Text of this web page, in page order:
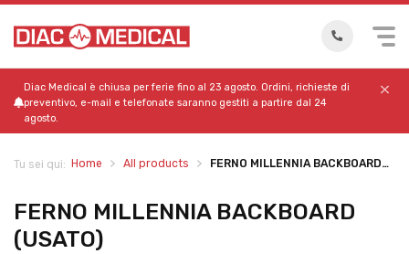
Diac Medical è chiusa per ferie fino al 23 agosto. Ordini, richieste di
preventivo, e-mail e telefonate saranno gestiti a partire dal 24
agosto.
Tu sei qui: Home All products FERNO MILLENNIA BACKBOARD…
FERNO MILLENNIA BACKBOARD
(USATO)